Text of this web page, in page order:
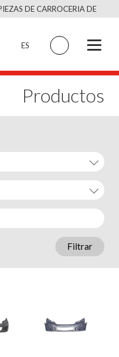
DE CARROCERIA DE
AL ORIGINAL
ES
Productos
Filtrar